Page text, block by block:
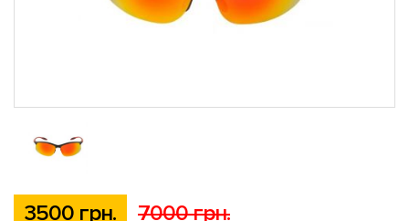
3500 грн. 7000 грн.